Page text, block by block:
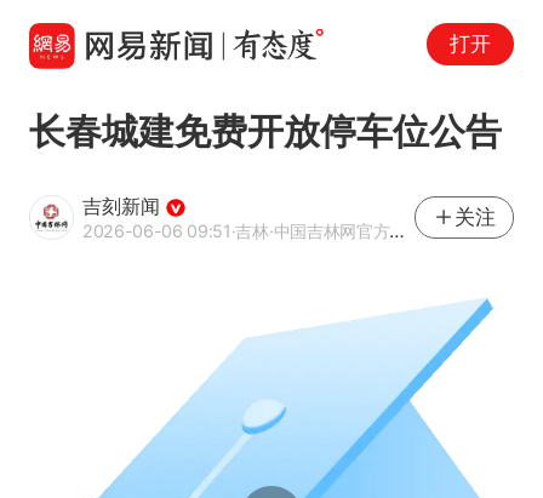
打开
长春城建免费开放停车位公告
吉刻新闻
2026-06-06 09:51·吉林·中国吉林网官方网易号
关注